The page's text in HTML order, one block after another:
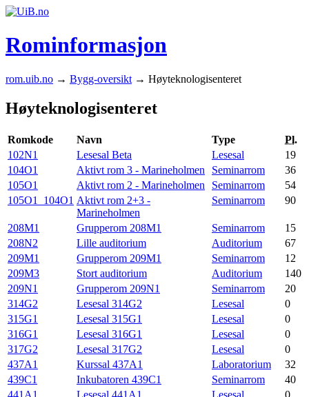
Rominformasjon
rom.uib.no → Bygg-oversikt → Høyteknologisenteret
Høyteknologisenteret
Romkode Navn Type
Pl.
102N1
Lesesal Beta Lesesal
19
104O1
Aktivt rom 3 - Marineholmen Seminarrom
36
105O1
Aktivt rom 2 - Marineholmen Seminarrom
54
105O1_104O1 Aktivt rom 2+3 -
Marineholmen
Seminarrom 90
208M1 Grupperom 208M1 Seminarrom
15
208N2
Lille auditorium Auditorium
67
209M1
Grupperom 209M1 Seminarrom
12
209M3
Stort auditorium Auditorium
140
209N1
Grupperom 209N1 Seminarrom
20
314G2
Lesesal 314G2 Lesesal
0
315G1
Lesesal 315G1 Lesesal
0
316G1
Lesesal 316G1 Lesesal
0
317G2
Lesesal 317G2 Lesesal
0
437A1
Kurssal 437A1 Laboratorium
32
439C1
Inkubatoren 439C1 Seminarrom
40
441A1
Lesesal 441A1 Lesesal
0